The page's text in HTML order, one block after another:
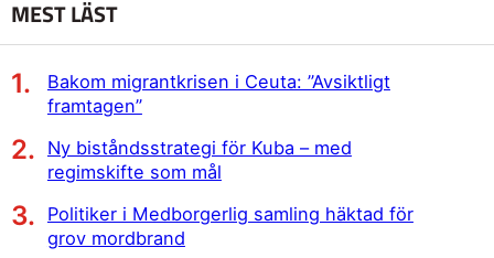
MEST LÄST
Bakom migrantkrisen i Ceuta: ”Avsiktligt
framtagen”
Ny biståndsstrategi för Kuba – med
regimskifte som mål
Politiker i Medborgerlig samling häktad för
grov mordbrand